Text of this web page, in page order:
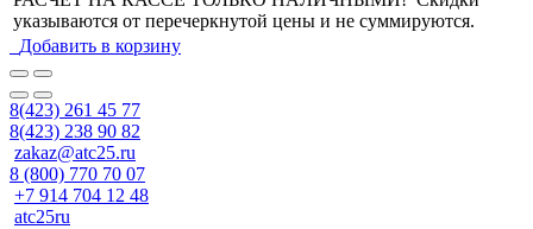
указываются от перечеркнутой цены и не суммируются.
Добавить в корзину
8(423) 261 45 77
8(423) 238 90 82
zakaz@atc25.ru
8 (800) 770 70 07
+7 914 704 12 48
atc25ru